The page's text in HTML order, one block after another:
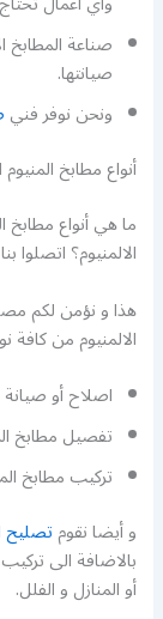
صناعة المطابخ
صيانتها.
ونحن نوفر فني
أنواع مطابخ
ما هي أنواع مطابخ
الالمنيوم؟
هذا و نؤمن لكم
الالمنيوم من
اصلاح أو
تفصيل مطابخ
تركيب مطابخ
و أيضا نقومتصليح
بالاضافة الى
أو المنازل و الفلل.